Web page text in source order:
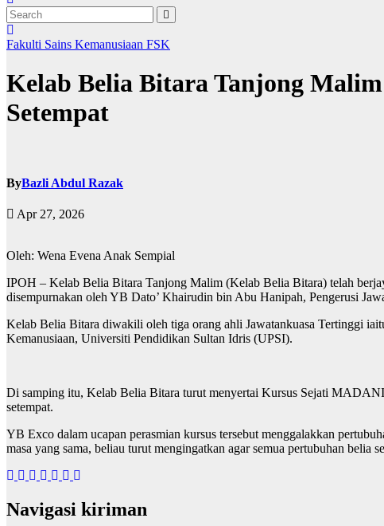
Fakulti Sains Kemanusiaan FSK
Kelab Belia Bitara Tanjong
Setempat
ByBazli Abdul Razak
Apr 27, 2026
Oleh: Wena Evena Anak Sempial
IPOH – Kelab Belia Bitara Tanjong Malim (Kelab Belia Bitara) telah
disempurnakan oleh YB Dato’ Khairudin bin Abu Hanipah, Pengerusi
Kelab Belia Bitara diwakili oleh tiga orang ahli Jawatankuasa Tertinggi
Kemanusiaan, Universiti Pendidikan Sultan Idris (UPSI).
Di samping itu, Kelab Belia Bitara turut menyertai Kursus Sejati
setempat.
YB Exco dalam ucapan perasmian kursus tersebut menggalakkan
masa yang sama, beliau turut mengingatkan agar semua pertubuhan belia
Navigasi kiriman